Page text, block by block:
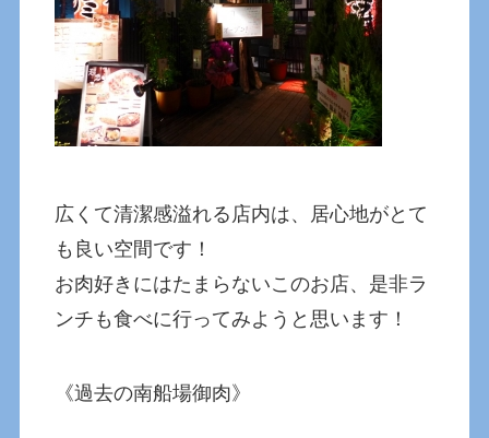
広くて清潔感溢れる店内は、居心地がとて
も良い空間です！
お肉好きにはたまらないこのお店、是非ラ
ンチも食べに行ってみようと思います！
《過去の南船場御肉》